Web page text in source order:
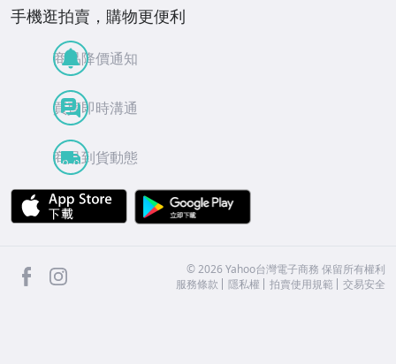
手機逛拍賣，購物更便利
商品降價通知
買賣即時溝通
商品到貨動態
APP Store
facebook ©2026 Yahoo台灣電子商務 保留所有權利
服務條款
隱私權 拍賣使用規範 交易安全